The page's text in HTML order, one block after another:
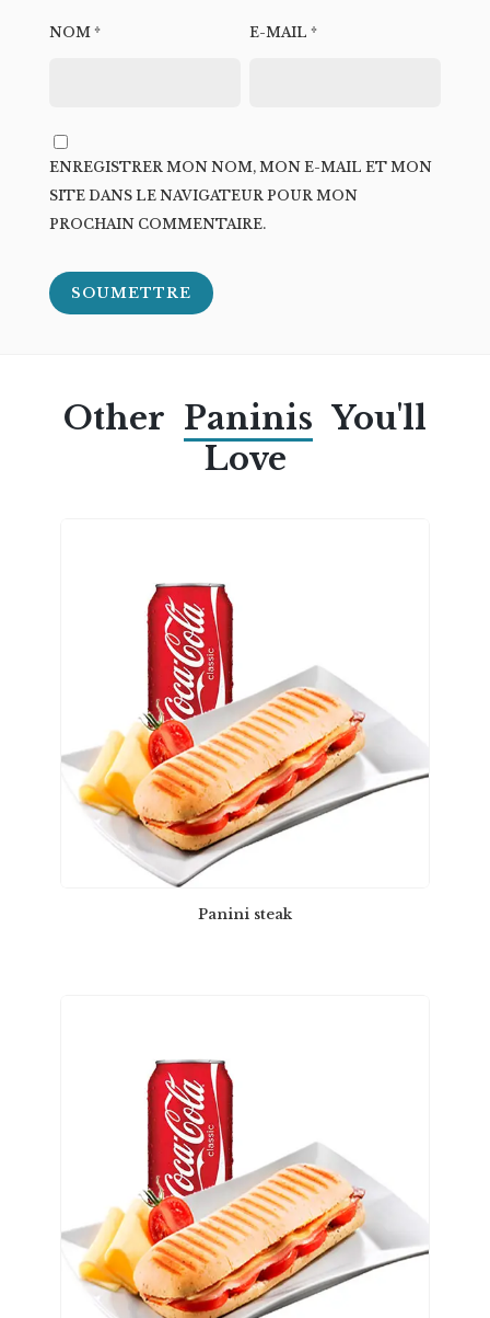
NOM * E-MAIL *
ENREGISTRER MON NOM, MON E-MAIL ET MON
SITE DANS LE NAVIGATEUR POUR MON
PROCHAIN COMMENTAIRE.
Other Paninis You'll
Love
Panini steak